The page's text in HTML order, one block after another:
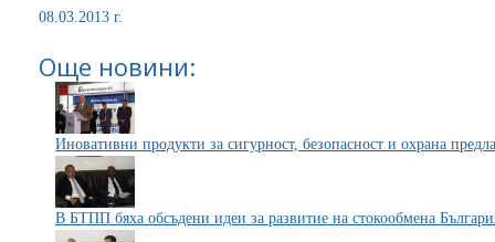
08.03.2013 г.
Още новини:
Иновативни продукти за сигурност, безопасност и охрана
В БТПП бяха обсъдени идеи за развитие на стокообмена